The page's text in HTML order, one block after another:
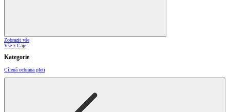
Zobrazit vše
Vše z Čaje
Kategorie
Cílená ochrana pleti